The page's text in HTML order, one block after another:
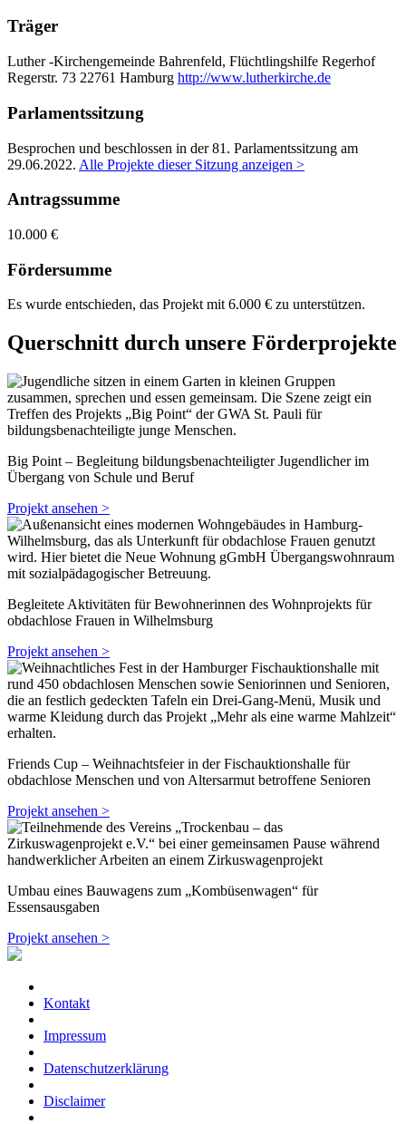
Träger
Luther -Kirchengemeinde Bahrenfeld, Flüchtlingshilfe Regerhof
Regerstr. 73 22761 Hamburg http://www.lutherkirche.de
Parlamentssitzung
Besprochen und beschlossen in der 81. Parlamentssitzung am
29.06.2022. Alle Projekte dieser Sitzung anzeigen >
Antragssumme
10.000 €
Fördersumme
Es wurde entschieden, das Projekt mit 6.000 € zu unterstützen.
Querschnitt durch unsere Förderprojekte
Big Point – Begleitung bildungsbenachteiligter Jugendlicher im
Übergang von Schule und Beruf
Projekt ansehen >
Begleitete Aktivitäten für Bewohnerinnen des Wohnprojekts für
obdachlose Frauen in Wilhelmsburg
Projekt ansehen >
Friends Cup – Weihnachtsfeier in der Fischauktionshalle für
obdachlose Menschen und von Altersarmut betroffene Senioren
Projekt ansehen >
Umbau eines Bauwagens zum „Kombüsenwagen“ für
Essensausgaben
Projekt ansehen >
Kontakt
Impressum
Datenschutzerklärung
Disclaimer